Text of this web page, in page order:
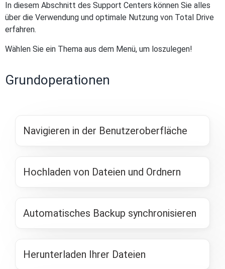
In diesem Abschnitt des Support Centers können Sie alles
über die Verwendung und optimale Nutzung von Total Drive
erfahren.
Wählen Sie ein Thema aus dem Menü, um loszulegen!
Grundoperationen
Navigieren in der Benutzeroberfläche
Hochladen von Dateien und Ordnern
Automatisches Backup synchronisieren
Herunterladen Ihrer Dateien